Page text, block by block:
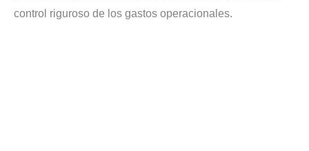
control riguroso de los gastos operacionales.